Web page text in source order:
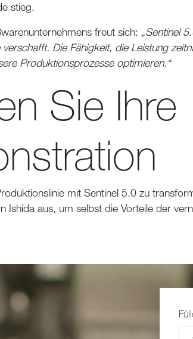
stieg.
freut sich: „Sentinel
Die Fähigkeit, die Leistung
Produktionsprozesse optimieren.“
Sie Ihre
mit Sentinel 5.0 zu
Ishida aus, um selbst die Vorteile der